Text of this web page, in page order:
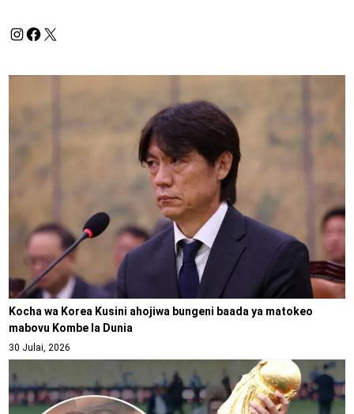
Kocha wa Korea Kusini ahojiwa bungeni baada ya matokeo
mabovu Kombe la Dunia
30 Julai, 2026